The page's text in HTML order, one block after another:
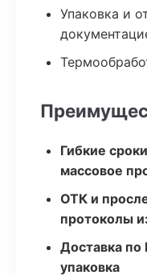
Упаковка и
Гибкие
массовое
ОТК и
протоколы
Доставка по
упаковка